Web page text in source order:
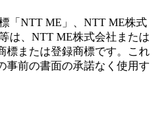
「NTT ME」、NTT ME株式
は、NTT ME株式会社または
標または登録商標です。これ
事前の書面の承諾なく使用す